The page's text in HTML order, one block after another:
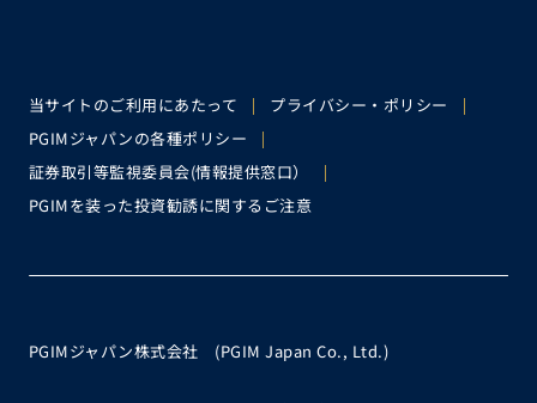
当サイトのご利用にあたって
プライバシー・ポリシー
PGIMジャパンの各種ポリシー
証券取引等監視委員会(情報提供窓口）
PGIMを装った投資勧誘に関するご注意
PGIMジャパン株式会社 (PGIM Japan Co., Ltd.)